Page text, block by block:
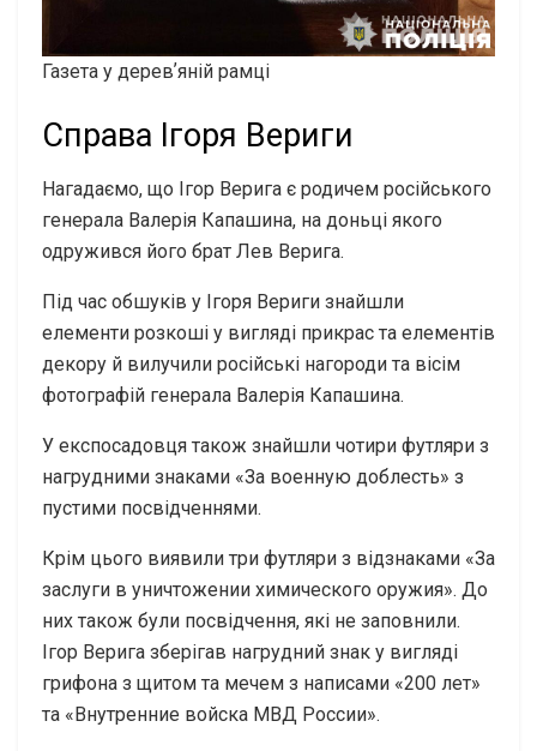
Газета у деревʼяній рамці
Справа Ігоря Вериги
Нагадаємо, що Ігор Верига є родичем російського
генерала Валерія Капашина, на доньці якого
одружився його брат Лев Верига.
Під час обшуків у Ігоря Вериги знайшли
елементи розкоші у вигляді прикрас та елементів
декору й вилучили російські нагороди та вісім
фотографій генерала Валерія Капашина.
У експосадовця також знайшли чотири футляри з
нагрудними знаками «За военную доблесть» з
пустими посвідченнями.
Крім цього виявили три футляри з відзнаками «За
заслуги в уничтожении химического оружия». До
них також були посвідчення, які не заповнили.
Ігор Верига зберігав нагрудний знак у вигляді
грифона з щитом та мечем з написами «200 лет»
та «Внутренние войска МВД России».